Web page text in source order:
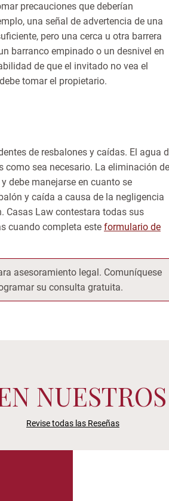
precauciones que deberían
una señal de advertencia de una
pero una cerca u otra barrera
barranco empinado o un desnivel en
de que el invitado no vea el
tomar el propietario.
de resbalones y caídas. El agua
sea necesario. La eliminación de
debe manejarse en cuanto se
y caída a causa de la negligencia
Casas Law contestara todas sus
cuando completa este formulario de
asesoramiento legal. Comuníquese
su consulta gratuita.
Revise todas las Reseñas